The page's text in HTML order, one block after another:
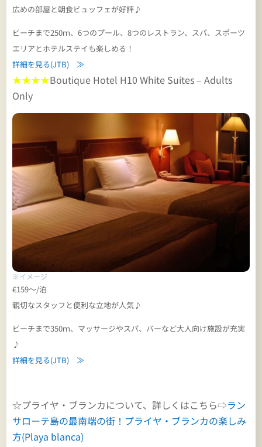
広めの部屋と朝食ビュッフェが好評♪
ビーチまで250ｍ、6つのプール、8つのレストラン、スパ、スポーツ
エリアとホテルステイも楽しめる！
詳細を見る(JTB) ≫
★★★★Boutique Hotel H10 White Suites – Adults
Only
※イメージ
€159～/泊
親切なスタッフと便利な立地が人気♪
ビーチまで350ｍ、マッサージやスパ、バーなど大人向け施設が充実
♪
詳細を見る(JTB) ≫
☆プライヤ・ブランカについて、詳しくはこちら⇨ラン
サローテ島の最南端の街！プライヤ・ブランカの楽しみ
方(Playa blanca)